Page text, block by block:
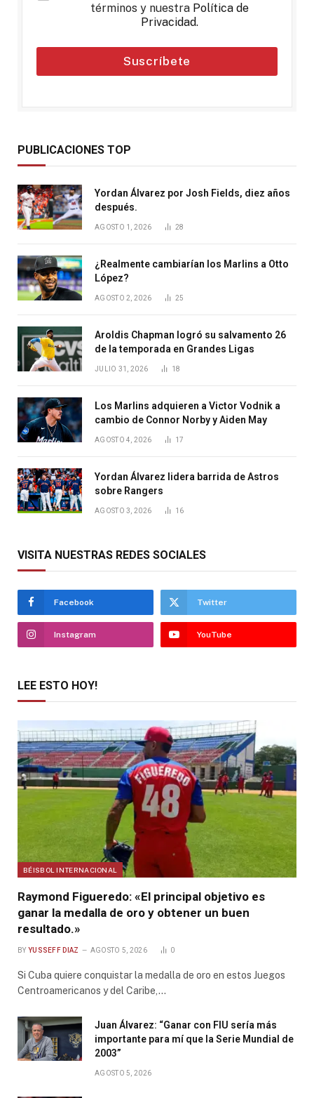
términos y nuestra Política de
Privacidad.
Suscríbete
PUBLICACIONES TOP
Yordan Álvarez por Josh Fields, diez años
después.
AGOSTO 1, 2026 28
¿Realmente cambiarían los Marlins a Otto
López?
AGOSTO 2, 2026 25
Aroldis Chapman logró su salvamento 26
de la temporada en Grandes Ligas
JULIO 31, 2026 18
Los Marlins adquieren a Victor Vodnik a
cambio de Connor Norby y Aiden May
AGOSTO 4, 2026 17
Yordan Álvarez lidera barrida de Astros
sobre Rangers
AGOSTO 3, 2026 16
VISITA NUESTRAS REDES SOCIALES
Facebook Twitter
Instagram YouTube
LEE ESTO HOY!
BÉISBOL INTERNACIONAL
Raymond Figueredo: «El principal objetivo es
ganar la medalla de oro y obtener un buen
resultado.»
BY YUSSEFF DIAZ AGOSTO 5, 2026 0
Si Cuba quiere conquistar la medalla de oro en estos Juegos
Centroamericanos y del Caribe,…
Juan Álvarez: “Ganar con FIU sería más
importante para mí que la Serie Mundial de
2003”
AGOSTO 5, 2026